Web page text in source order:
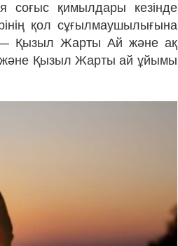
соғыс қимылдары кезінде
қол сұғылмаушылығына
— Қызыл Жарты Ай және ақ
және Қызыл Жарты ай ұйымы